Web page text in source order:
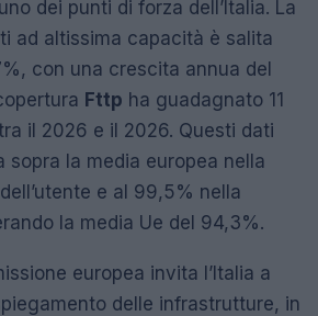
dei punti di forza dell’Italia. La
ad altissima capacità è salita
con una crescita annua del
Fttp ha guadagnato 11
il 2026 e il 2026. Questi dati
sopra la media europea nella
e al 99,5% nella
la media Ue del 94,3%.
europea invita l’Italia a
delle infrastrutture, in